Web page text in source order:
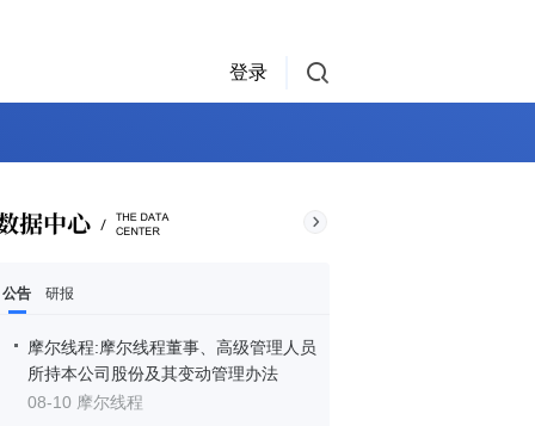
登录
公告 研报
摩尔线程:摩尔线程董事、高级管理人员
所持本公司股份及其变动管理办法
08-10 摩尔线程